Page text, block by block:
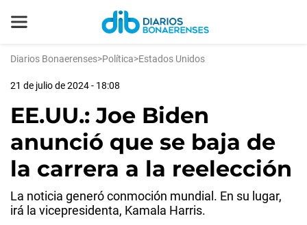
Diarios Bonaerenses>Política>Estados Unidos
21 de julio de 2024 - 18:08
EE.UU.: Joe Biden
anunció que se baja de
la carrera a la reelección
La noticia generó conmoción mundial. En su lugar,
irá la vicepresidenta, Kamala Harris.